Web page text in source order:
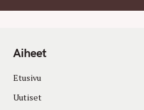
Aiheet
Etusivu
Uutiset